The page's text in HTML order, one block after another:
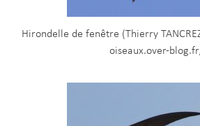
Hirondelle de fenêtre (Thierry
oiseaux.over-